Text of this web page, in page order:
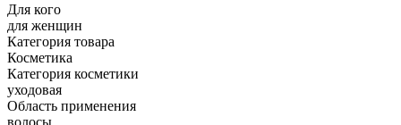
Для кого
для женщин
Категория товара
Косметика
Категория косметики
уходовая
Область применения
волосы